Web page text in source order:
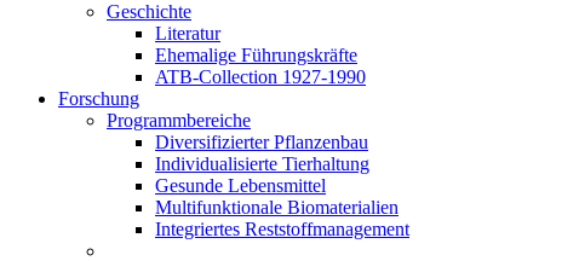
Geschichte
Literatur
Ehemalige Führungskräfte
ATB-Collection 1927-1990
Forschung
Programmbereiche
Diversifizierter Pflanzenbau
Individualisierte Tierhaltung
Gesunde Lebensmittel
Multifunktionale Biomaterialien
Integriertes Reststoffmanagement